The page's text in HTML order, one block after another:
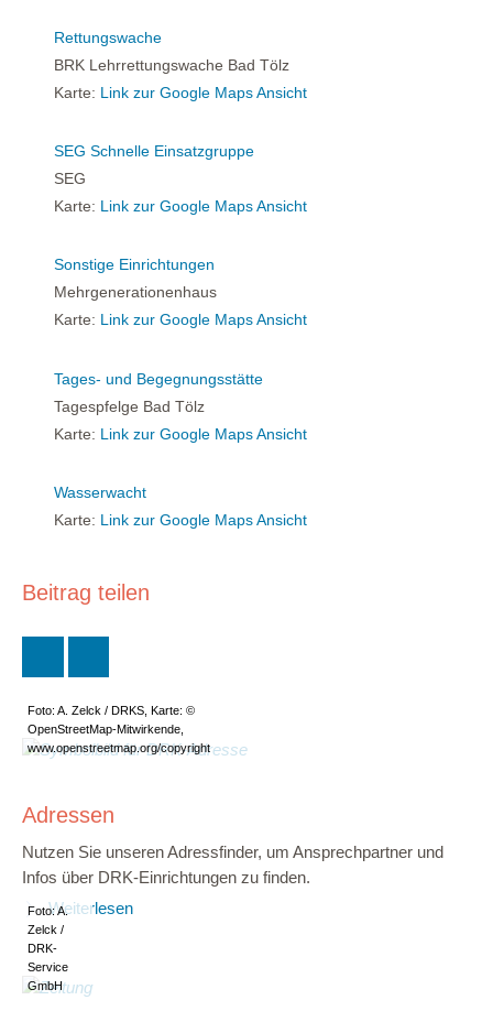
Rettungswache
BRK Lehrrettungswache Bad Tölz
Karte: Link zur Google Maps Ansicht
SEG Schnelle Einsatzgruppe
SEG
Karte: Link zur Google Maps Ansicht
Sonstige Einrichtungen
Mehrgenerationenhaus
Karte: Link zur Google Maps Ansicht
Tages- und Begegnungsstätte
Tagespfelge Bad Tölz
Karte: Link zur Google Maps Ansicht
Wasserwacht
Karte: Link zur Google Maps Ansicht
Beitrag teilen
Foto: A. Zelck / DRKS, Karte: ©
OpenStreetMap-Mitwirkende,
www.openstreetmap.org/copyright
Adressen
Nutzen Sie unseren Adressfinder, um Ansprechpartner und
Infos über DRK-Einrichtungen zu finden.
Weiterlesen
Foto: A.
Zelck /
DRK-
Service
GmbH